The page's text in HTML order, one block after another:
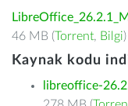
46 MB (Torrent, Bilgi)
Kaynak kodu
libreoffice-